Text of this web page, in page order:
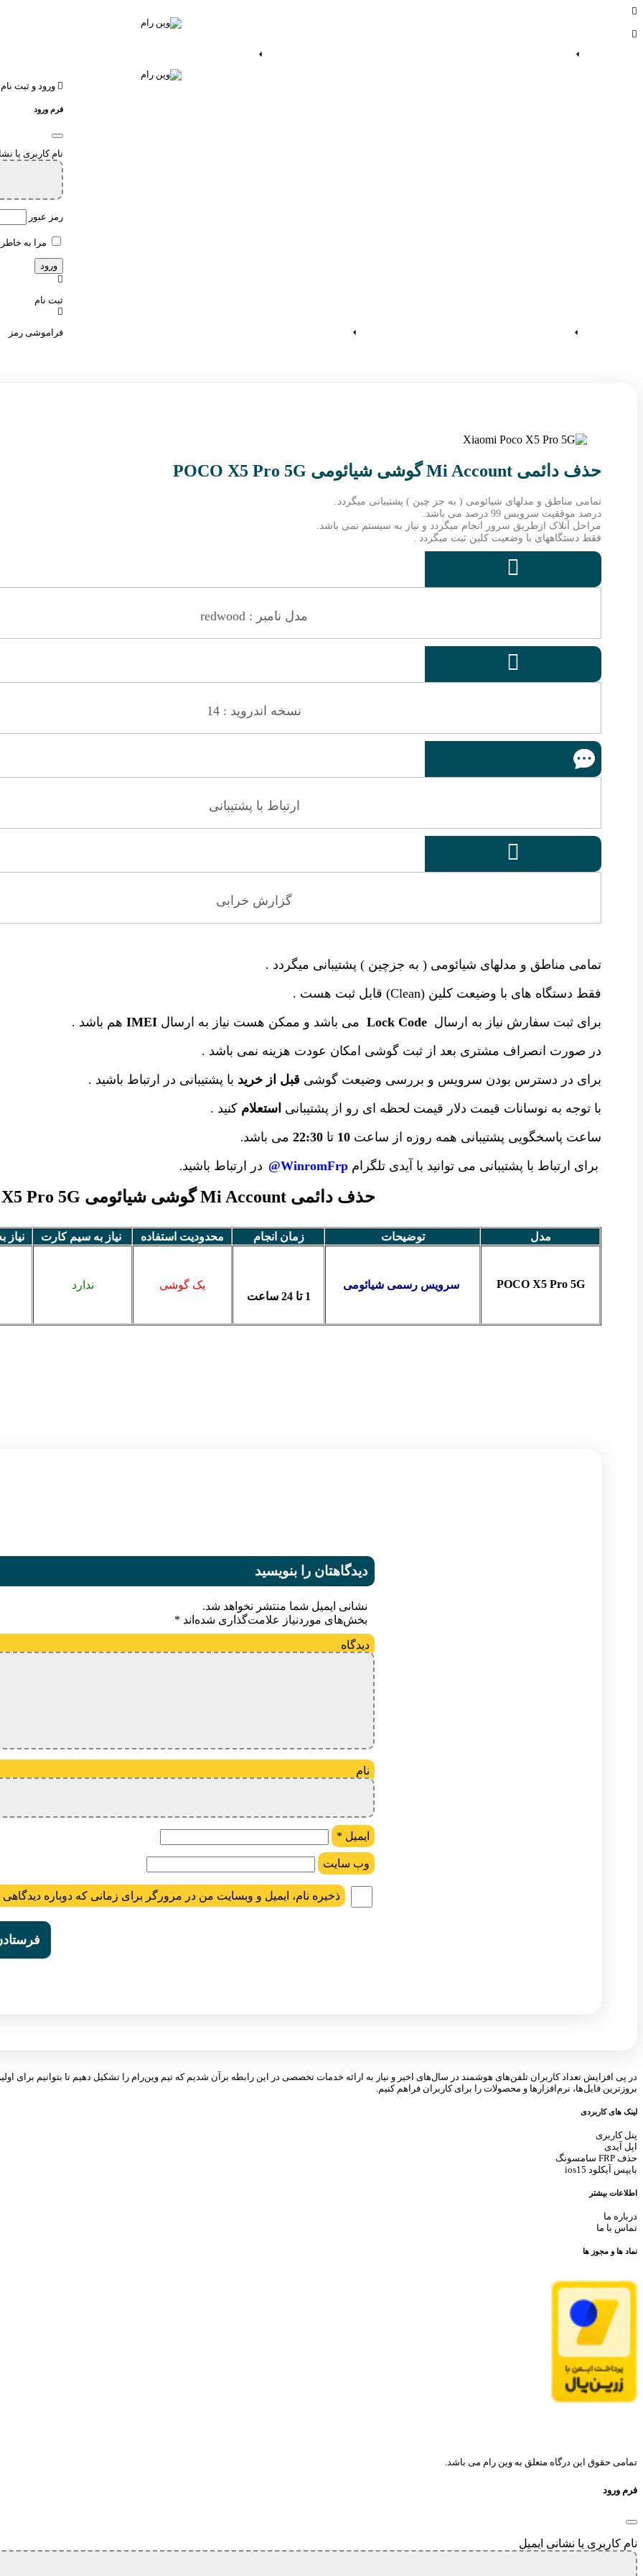
ورود و ثبت نام
فرم ورود
نام کاربری یا
رمز عبور
مرا به خاطر
ثبت نام
فراموشی رمز
حذف دائمی Mi Account گوشی شیائومی POCO X5 Pro 5G
تمامی مناطق و مدلهای شیائومی ( به جز چین ) پشتیبانی میگردد.
درصد موفقیت سرویس 99 درصد می باشد.
مراحل آنلاک ازطریق سرور انجام میگردد و نیاز به سیستم نمی باشد.
فقط دستگاههای با وضعیت کلین ثبت میگردد .

مدل نامبر : redwood

نسخه اندروید : 14
ارتباط با پشتیبانی

گزارش خرابی
تمامی مناطق و مدلهای شیائومی ( به جزچین ) پشتیبانی میگردد .
فقط دستگاه های با وضیعت کلین (Clean) قابل ثبت هست .
برای ثبت سفارش نیاز به ارسال Lock Code می باشد و ممکن هست نیاز به ارسال IMEI هم باشد .
در صورت انصراف مشتری بعد از ثبت گوشی امکان عودت هزینه نمی باشد .
برای در دسترس بودن سرویس و بررسی وضیعت گوشی قبل از خرید با پشتیبانی در ارتباط باشید .
با توجه به نوسانات قیمت دلار قیمت لحظه ای رو از پشتیبانی استعلام کنید .
ساعت پاسخگویی پشتیبانی همه روزه از ساعت 10 تا 22:30 می باشد.
برای ارتباط با پشتیبانی می توانید با آیدی تلگرام WinromFrp@ در ارتباط باشید.
حذف دائمی Mi Account گوشی شیائومی POCO X5 Pro 5G
مدل توضیحات زمان انجام محدودیت استفاده نیاز به سیم کارت نیاز
POCO X5 Pro 5G
سرویس رسمی شیائومی
1 تا 24 ساعت
یک گوشی ندارد
دیدگاهتان را بنویسید
نشانی ایمیل شما منتشر نخواهد شد.
بخش‌های موردنیاز علامت‌گذاری شده‌اند *
ایمیل *
وب‌ سایت
ذخیره نام، ایمیل و وبسایت من در مرورگر برای زمانی که دوباره
در پی افزایش تعداد کاربران تلفن‌های هوشمند در سال‌های اخیر و نیاز به ارائه خدمات تخصصی در این رابطه برآن شدیم که تیم وین‌رام را تشکیل دهیم تا بتوانیم برای
بروزترین فایل‌ها، نرم‌افزارها و محصولات را برای کاربران فراهم کنیم.
لینک های کاربردی
پنل کاربری
اپل آیدی
حذف FRP سامسونگ
بایپس آیکلود ios15
اطلاعات بیشتر
درباره ما
تماس با ما
نماد ها و مجوز ها
تمامی حقوق این درگاه متعلق به وین رام می باشد.
فرم ورود
نام کاربری یا نشانی ایمیل